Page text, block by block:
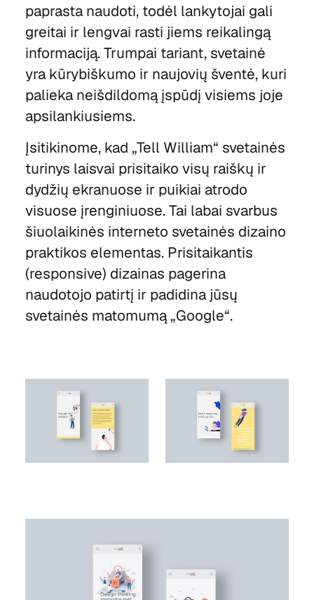
paprasta naudoti, todėl lankytojai gali
greitai ir lengvai rasti jiems reikalingą
informaciją. Trumpai tariant, svetainė
yra kūrybiškumo ir naujovių šventė, kuri
palieka neišdildomą įspūdį visiems joje
apsilankiusiems.
Įsitikinome, kad „Tell William“ svetainės
turinys laisvai prisitaiko visų raiškų ir
dydžių ekranuose ir puikiai atrodo
visuose įrenginiuose. Tai labai svarbus
šiuolaikinės interneto svetainės dizaino
praktikos elementas. Prisitaikantis
(responsive) dizainas pagerina
naudotojo patirtį ir padidina jūsų
svetainės matomumą „Google“.